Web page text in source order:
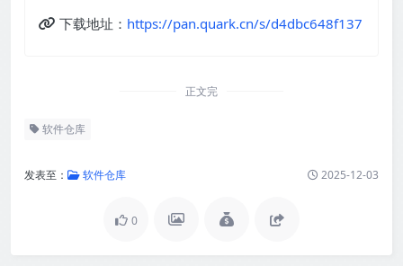
下载地址： https://pan.quark.cn/s/d4dbc648f137
正文完
软件仓库
发表至： 软件仓库 2025-12-03
0